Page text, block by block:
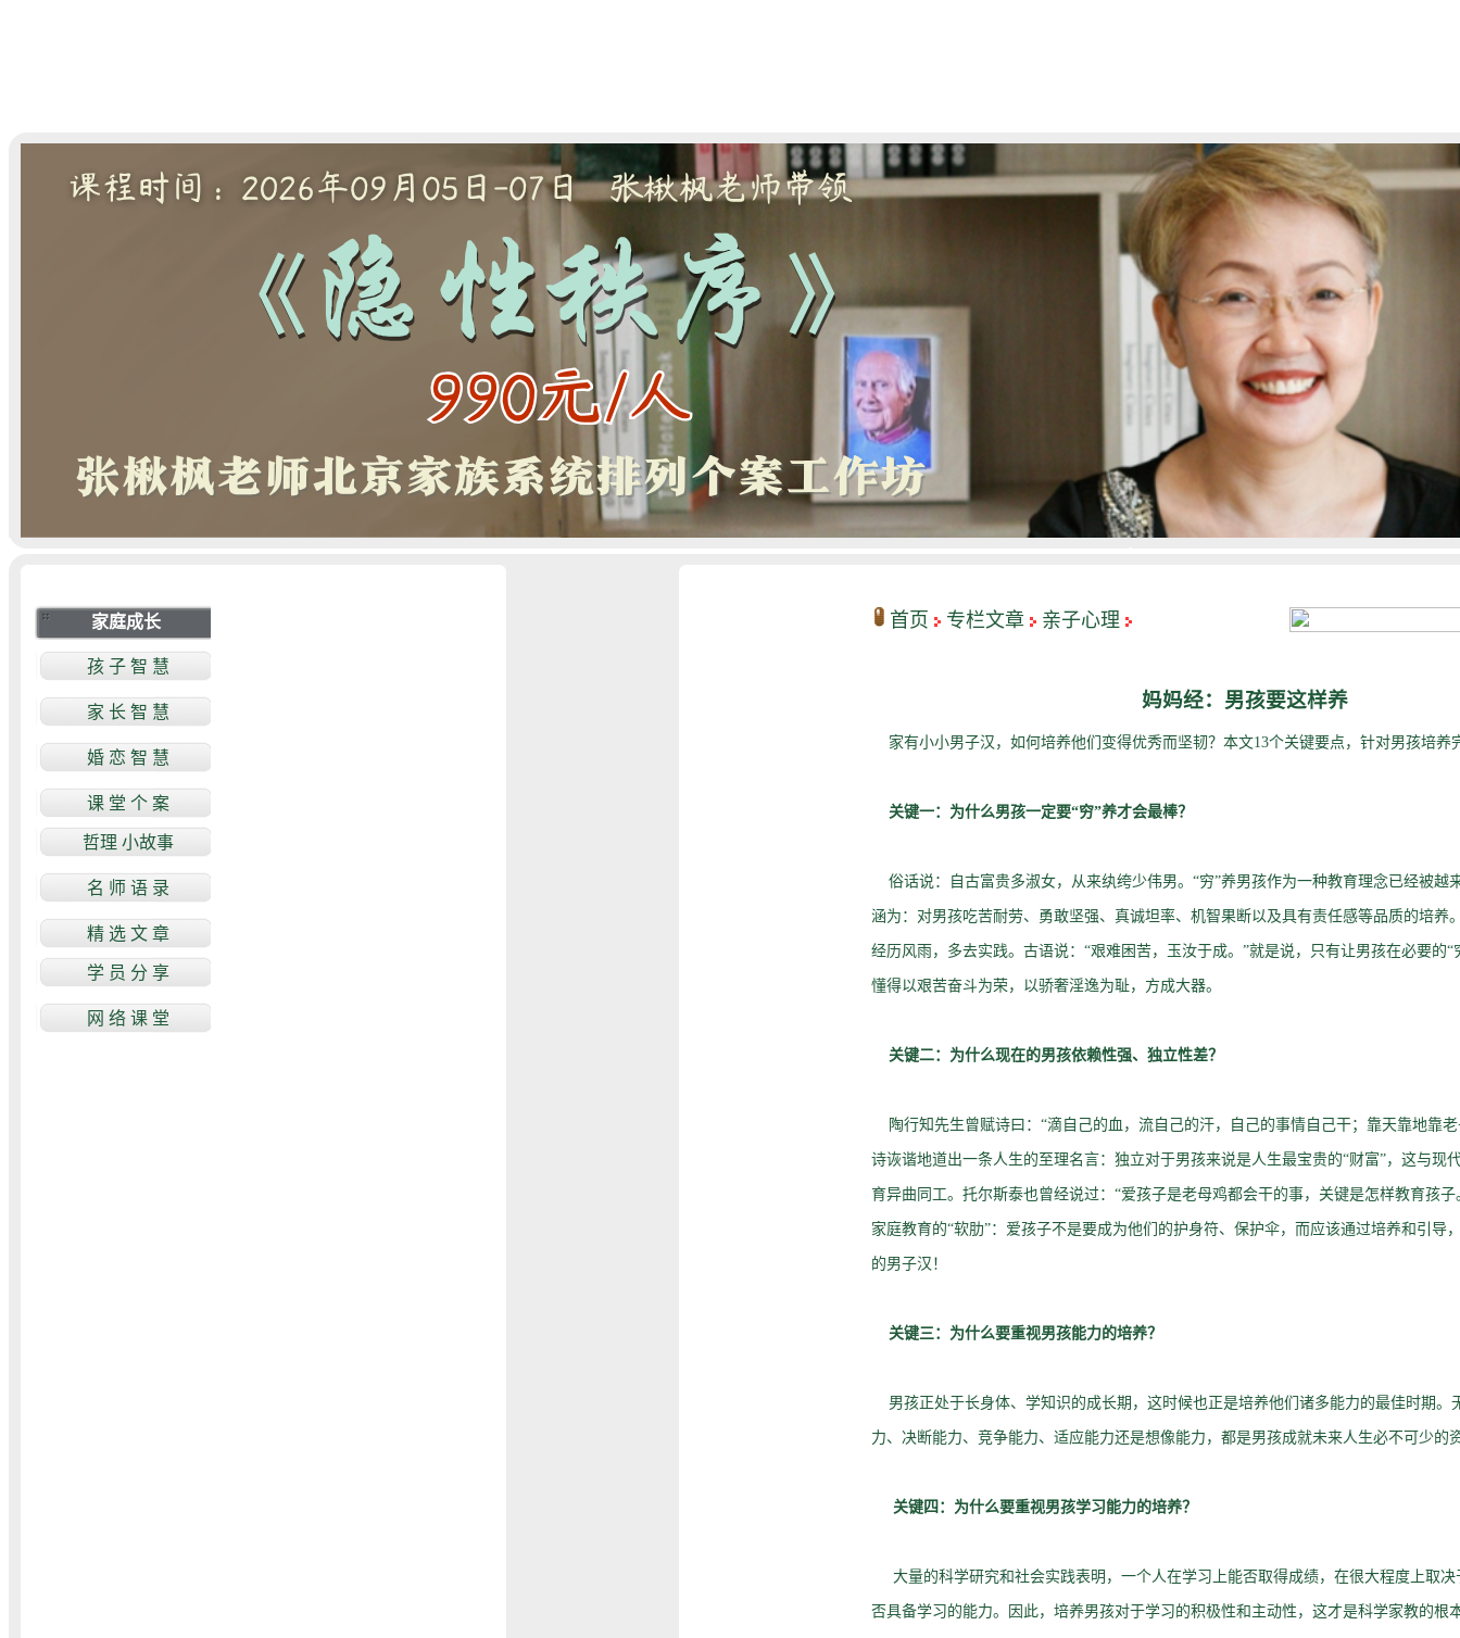
首页 专栏文章 亲子心理
妈妈经：男孩要这样养
家有小小男子汉，如何培养他们变得优秀而坚韧？本文13个关键要点，针对男孩培养
关键一：为什么男孩一定要“穷”养才会最棒？
俗话说：自古富贵多淑女，从来纨绔少伟男。“穷”养男孩作为一种教育理念已经被越
涵为：对男孩吃苦耐劳、勇敢坚强、真诚坦率、机智果断以及具有责任感等品质的培养
经历风雨，多去实践。古语说：“艰难困苦，玉汝于成。”就是说，只有让男孩在必要的“
懂得以艰苦奋斗为荣，以骄奢淫逸为耻，方成大器。
关键二：为什么现在的男孩依赖性强、独立性差？
陶行知先生曾赋诗曰：“滴自己的血，流自己的汗，自己的事情自己干；靠天靠地靠
诗诙谐地道出一条人生的至理名言：独立对于男孩来说是人生最宝贵的“财富”，这与现
育异曲同工。托尔斯泰也曾经说过：“爱孩子是老母鸡都会干的事，关键是怎样教育孩
家庭教育的“软肋”：爱孩子不是要成为他们的护身符、保护伞，而应该通过培养和引导
的男子汉！
关键三：为什么要重视男孩能力的培养？
男孩正处于长身体、学知识的成长期，这时候也正是培养他们诸多能力的最佳时期。
力、决断能力、竞争能力、适应能力还是想像能力，都是男孩成就未来人生必不可少的
关键四：为什么要重视男孩学习能力的培养？
大量的科学研究和社会实践表明，一个人在学习上能否取得成绩，在很大程度上取决
否具备学习的能力。因此，培养男孩对于学习的积极性和主动性，这才是科学家教的根